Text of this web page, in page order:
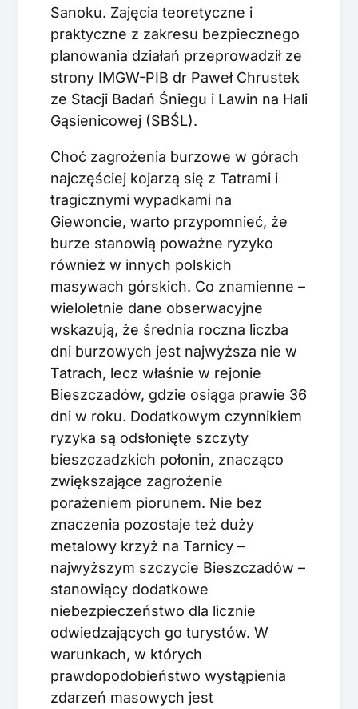
Sanoku. Zajęcia teoretyczne i
praktyczne z zakresu bezpiecznego
planowania działań przeprowadził ze
strony IMGW-PIB dr Paweł Chrustek
ze Stacji Badań Śniegu i Lawin na Hali
Gąsienicowej (SBŚL).
Choć zagrożenia burzowe w górach
najczęściej kojarzą się z Tatrami i
tragicznymi wypadkami na
Giewoncie, warto przypomnieć, że
burze stanowią poważne ryzyko
również w innych polskich
masywach górskich. Co znamienne –
wieloletnie dane obserwacyjne
wskazują, że średnia roczna liczba
dni burzowych jest najwyższa nie w
Tatrach, lecz właśnie w rejonie
Bieszczadów, gdzie osiąga prawie 36
dni w roku. Dodatkowym czynnikiem
ryzyka są odsłonięte szczyty
bieszczadzkich połonin, znacząco
zwiększające zagrożenie
porażeniem piorunem. Nie bez
znaczenia pozostaje też duży
metalowy krzyż na Tarnicy –
najwyższym szczycie Bieszczadów –
stanowiący dodatkowe
niebezpieczeństwo dla licznie
odwiedzających go turystów. W
warunkach, w których
prawdopodobieństwo wystąpienia
zdarzeń masowych jest